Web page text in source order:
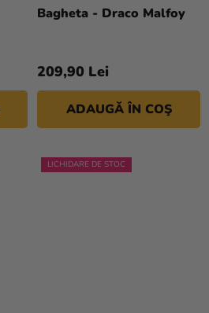
Bagheta - Draco Malfoy
209,90 Lei
ADAUGĂ ÎN COŞ
LICHIDARE DE STOC